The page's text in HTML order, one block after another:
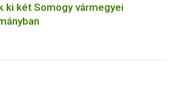
ki két Somogy vármegyei